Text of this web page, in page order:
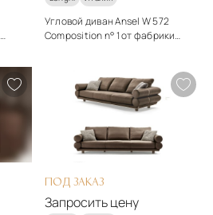
Угловой диван Ansel W 572
Composition n° 1 от фабрики
Материалы
Дерево, ткань, кожа,
металл
Подробнее
Запросить цену
ПОД ЗАКАЗ
Запросить цену